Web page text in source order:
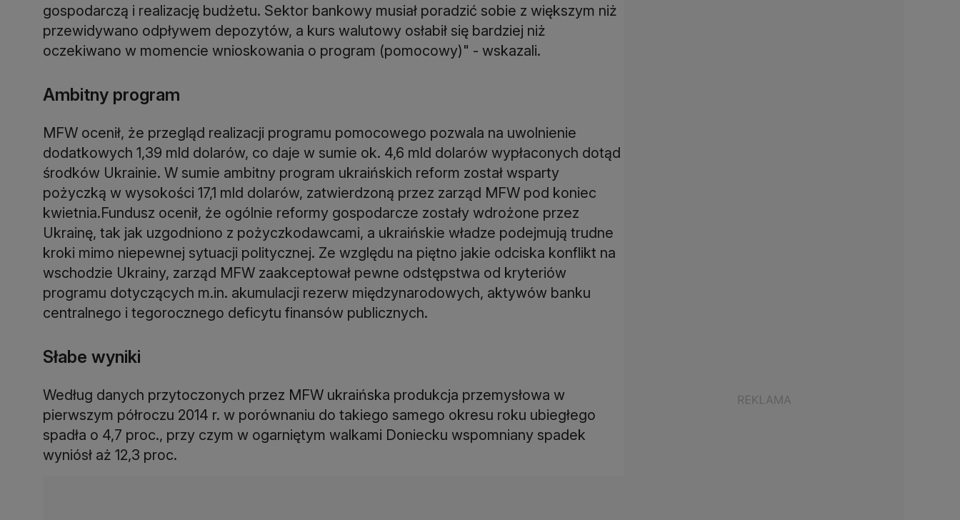
gospodarczą i realizację budżetu. Sektor bankowy musiał poradzić sobie z większym niż
przewidywano odpływem depozytów, a kurs walutowy osłabił się bardziej niż
oczekiwano w momencie wnioskowania o program (pomocowy)" - wskazali.
Ambitny program
MFW ocenił, że przegląd realizacji programu pomocowego pozwala na uwolnienie
dodatkowych 1,39 mld dolarów, co daje w sumie ok. 4,6 mld dolarów wypłaconych dotąd
środków Ukrainie. W sumie ambitny program ukraińskich reform został wsparty
pożyczką w wysokości 17,1 mld dolarów, zatwierdzoną przez zarząd MFW pod koniec
kwietnia.Fundusz ocenił, że ogólnie reformy gospodarcze zostały wdrożone przez
Ukrainę, tak jak uzgodniono z pożyczkodawcami, a ukraińskie władze podejmują trudne
kroki mimo niepewnej sytuacji politycznej. Ze względu na piętno jakie odciska konflikt na
wschodzie Ukrainy, zarząd MFW zaakceptował pewne odstępstwa od kryteriów
programu dotyczących m.in. akumulacji rezerw międzynarodowych, aktywów banku
centralnego i tegorocznego deficytu finansów publicznych.
Słabe wyniki
Według danych przytoczonych przez MFW ukraińska produkcja przemysłowa w
pierwszym półroczu 2014 r. w porównaniu do takiego samego okresu roku ubiegłego
spadła o 4,7 proc., przy czym w ogarniętym walkami Doniecku wspomniany spadek
wyniósł aż 12,3 proc.